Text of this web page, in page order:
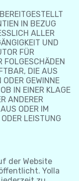
IN BEZUG
ALLER
UND
FÜR
FOLGESCHÄDEN
DIE AUS
GEWINNE
IN EINER KLAGE
ANDERER
ODER IM
LEISTUNG
der Website
Yolla